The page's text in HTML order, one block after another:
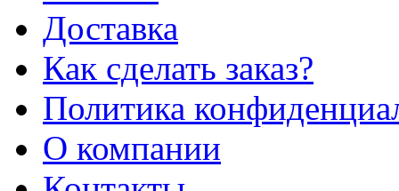
Доставка
Как сделать заказ?
Политика
О компании